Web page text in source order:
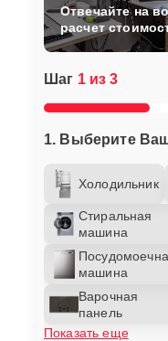
Шаг 1 из 3
1. Выберите
Холодильник
Стиральная
машина
машина
Варочная
панель
Показать еще
Отвечайте на
расчет